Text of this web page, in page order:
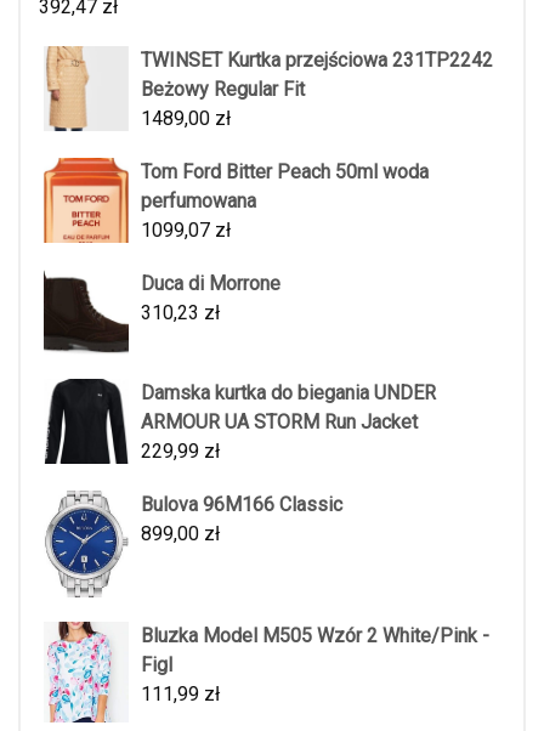
392,47 zł
TWINSET Kurtka przejściowa 231TP2242
Beżowy Regular Fit
1489,00 zł
Tom Ford Bitter Peach 50ml woda
perfumowana
1099,07 zł
Duca di Morrone
310,23 zł
Damska kurtka do biegania UNDER
ARMOUR UA STORM Run Jacket
229,99 zł
Bulova 96M166 Classic
899,00 zł
Bluzka Model M505 Wzór 2 White/Pink -
Figl
111,99 zł